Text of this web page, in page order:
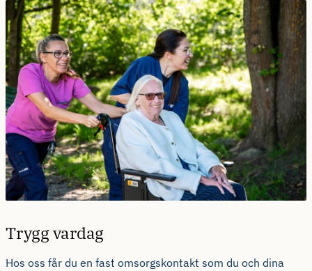
Trygg vardag
Hos oss får du en fast omsorgskontakt som du och dina